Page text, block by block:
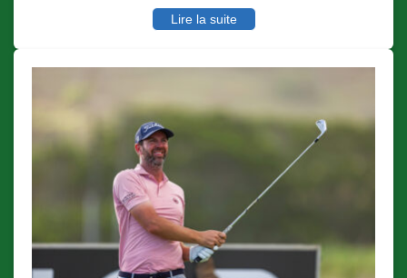
difficiles et dignes d'un Links. Le Réunionnais Julien Sale
au su - avec 7 birdies pour deux boggeys - se remettre en
Lire la suite